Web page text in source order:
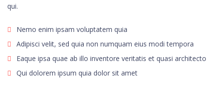
qui.
Nemo enim ipsam voluptatem quia
Adipisci velit, sed quia non numquam eius modi tempora
Eaque ipsa quae ab illo inventore veritatis et quasi architecto
Qui dolorem ipsum quia dolor sit amet